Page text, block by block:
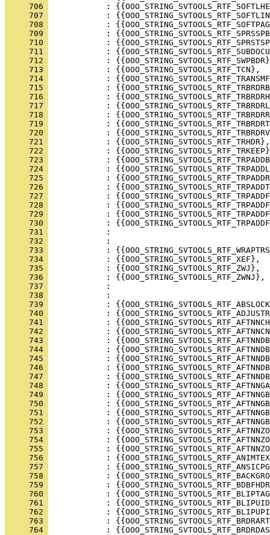
     706
     707
     708
     709
     710
     711
     712
     713
     714
     715
     716
     717
     718
     719
     720
     721
     722
     723
     724
     725
     726
     727
     728
     729
     730
     731
     732
     733
     734
     735
     736
     737
     738
     739
     740
     741
     742
     743
     744
     745
     746
     747
     748
     749
     750
     751
     752
     753
     754
     755
     756
     757
     758
     759
     760
     761
     762
     763
     764